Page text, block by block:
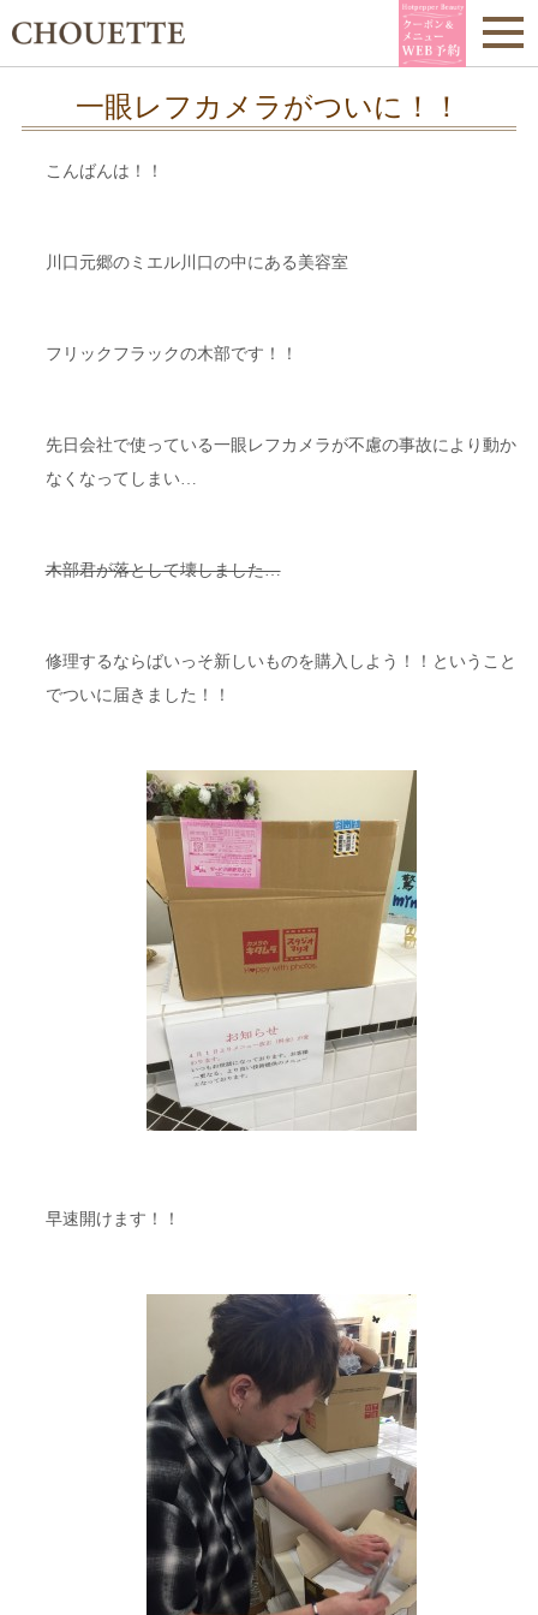
一眼レフカメラがついに！！
こんばんは！！
川口元郷のミエル川口の中にある美容室
フリックフラックの木部です！！
先日会社で使っている一眼レフカメラが不慮の事故により動か
なくなってしまい…
木部君が落として壊しました…
修理するならばいっそ新しいものを購入しよう！！ということ
でついに届きました！！
早速開けます！！